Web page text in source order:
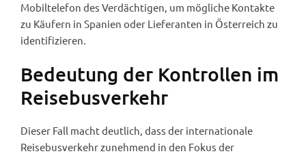
Mobiltelefon des Verdächtigen, um mögliche Kontakte
zu Käufern in Spanien oder Lieferanten in Österreich zu
identifizieren.
Bedeutung der Kontrollen im
Reisebusverkehr
Dieser Fall macht deutlich, dass der internationale
Reisebusverkehr zunehmend in den Fokus der